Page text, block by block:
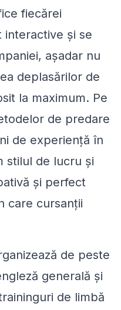
fiecărei
interactive și se
așadar nu
deplasărilor de
la maximum. Pe
de predare
de experiență în
stilul de lucru și
și perfect
care cursanții
de peste
generală și
de limbă